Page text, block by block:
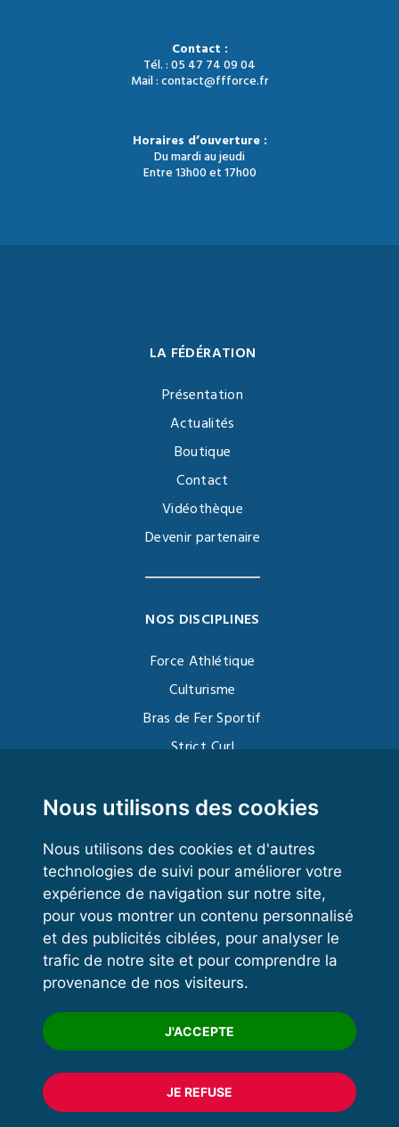
Nous utilisons des cookies
Nous utilisons des cookies et d'autres
technologies de suivi pour améliorer votre
expérience de navigation sur notre site,
pour vous montrer un contenu personnalisé
et des publicités ciblées, pour analyser le
trafic de notre site et pour comprendre la
provenance de nos visiteurs.
J'ACCEPTE
JE REFUSE
Contact :
Tél. : 05 47 74 09 04
Mail : contact@ffforce.fr
Horaires d’ouverture :
Du mardi au jeudi
Entre 13h00 et 17h00
LA FÉDÉRATION
Présentation
Actualités
Boutique
Contact
Vidéothèque
Devenir partenaire
NOS DISCIPLINES
Force Athlétique
Culturisme
Bras de Fer Sportif
Strict Curl
Kettlebell
VOS ESPACES
Espace dirigeant
Espace licencié
Trouver un club
Formation
© 2020 FFFORCE Tous droits réservés